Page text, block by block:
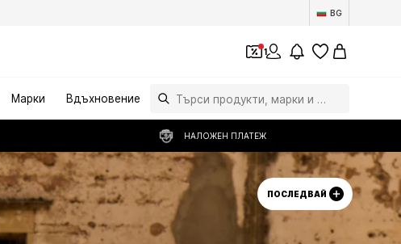
BG
1
Марки Вдъхновение
НАЛОЖЕН ПЛАТЕЖ
ПОСЛЕДВАЙ